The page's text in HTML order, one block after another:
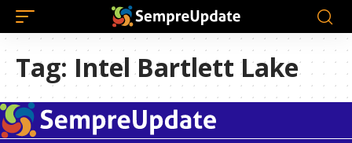
Tag: Intel Bartlett Lake